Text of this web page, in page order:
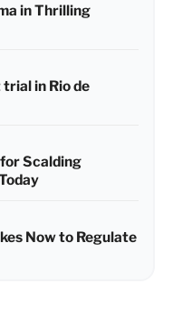
in Thrilling
in Rio de
Scalding
Now to Regulate